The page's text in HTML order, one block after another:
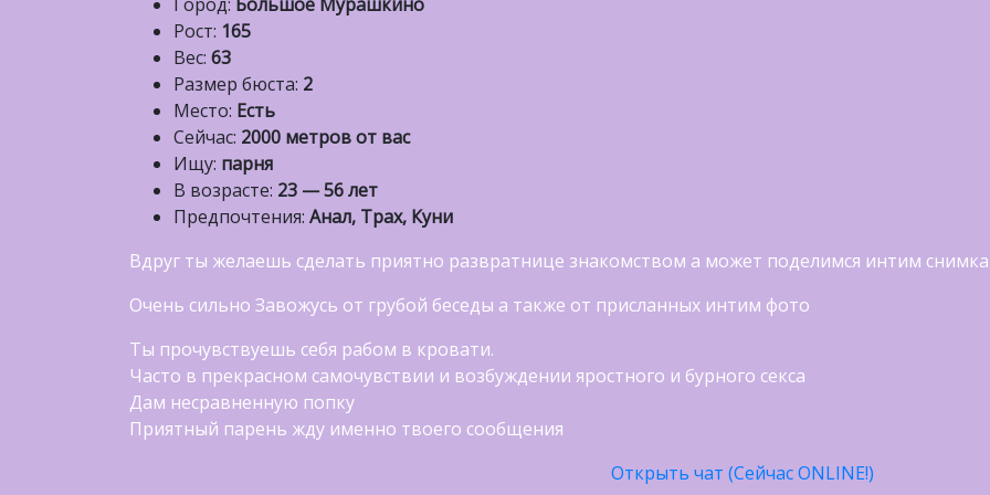
Рост: 165
Вес: 63
Размер бюста: 2
Место: Есть
Сейчас: 2000 метров от вас
Ищу: парня
В возрасте: 23 — 56 лет
Предпочтения: Анал, Трах, Куни
Вдруг ты желаешь сделать приятно развратнице знакомством а может поделимся интим
Очень сильно Завожусь от грубой беседы а также от присланных интим фото
Ты прочувствуешь себя рабом в кровати.
Часто в прекрасном самочувствии и возбуждении яростного и бурного секса
Дам несравненную попку
Приятный парень жду именно твоего сообщения
Открыть чат (Сейчас ONLINE!)